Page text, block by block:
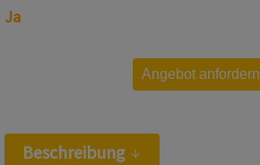
t
r
Ja
Angebot anfordern
Beschreibung